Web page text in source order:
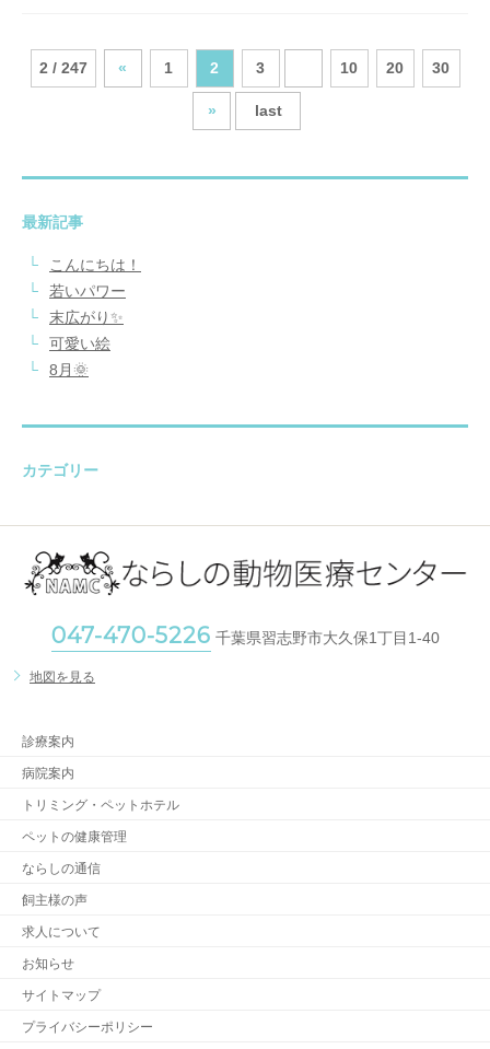
2 / 247 « 1 2 3 10 20 30
» last
最新記事
こんにちは！
若いパワー
末広がり✨
可愛い絵
8月🌞
カテゴリー
047-470-5226 千葉県習志野市大久保1丁目1-40
地図を見る
診療案内
病院案内
トリミング・ペットホテル
ペットの健康管理
ならしの通信
飼主様の声
求人について
お知らせ
サイトマップ
プライバシーポリシー